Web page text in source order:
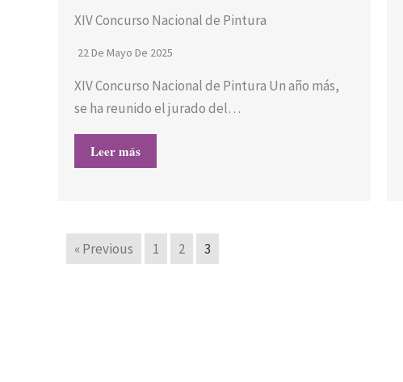
XIV Concurso Nacional de Pintura
22 De Mayo De 2025
XIV Concurso Nacional de Pintura Un año más,
se ha reunido el jurado del…
Leer más
« Previous 1 2 3